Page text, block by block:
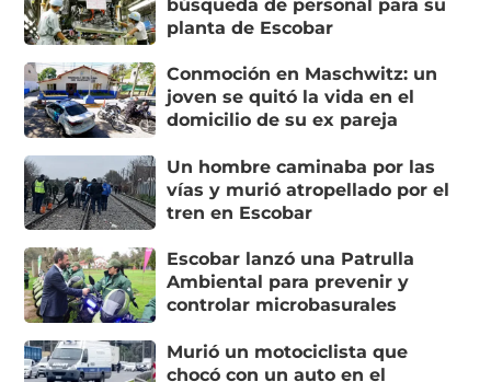
búsqueda de personal para su
planta de Escobar
Conmoción en Maschwitz: un
joven se quitó la vida en el
domicilio de su ex pareja
Un hombre caminaba por las
vías y murió atropellado por el
tren en Escobar
Escobar lanzó una Patrulla
Ambiental para prevenir y
controlar microbasurales
Murió un motociclista que
chocó con un auto en el